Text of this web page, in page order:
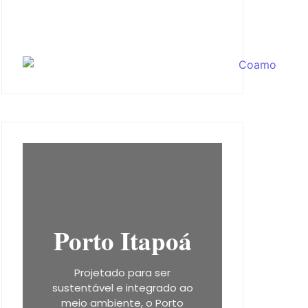
Porto Itapoá
Projetado para ser
sustentável e integrado ao
meio ambiente, o Porto